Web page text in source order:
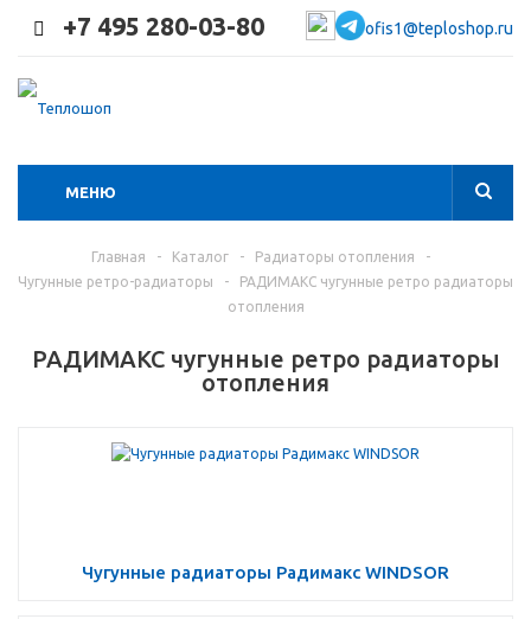
+7 495 280-03-80 ofis1@teploshop.ru
МЕНЮ
Главная - Каталог - Радиаторы отопления
-
Чугунные ретро-радиаторы
-
РАДИМАКС чугунные ретро радиаторы
отопления
РАДИМАКС чугунные ретро радиаторы
отопления
Чугунные радиаторы Радимакс WINDSOR